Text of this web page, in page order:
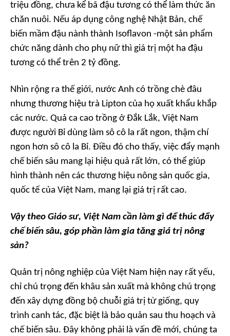
triệu đồng, chưa kể bã đậu tương có thể làm thức ăn
chăn nuôi. Nếu áp dụng công nghệ Nhật Bản, chế
biến mầm đậu nành thành Isoflavon -một sản phẩm
chức năng dành cho phụ nữ thì giá trị một ha đậu
tương có thể trên 2 tỷ đồng.
Nhìn rộng ra thế giới, nước Anh có trồng chè đâu
nhưng thương hiệu trà Lipton của họ xuất khẩu khắp
các nước. Quả ca cao trồng ở Đắk Lắk, Việt Nam
được người Bỉ dùng làm sô cô la rất ngon, thậm chí
ngon hơn sô cô la Bỉ. Điều đó cho thấy, việc đẩy mạnh
chế biến sâu mang lại hiệu quả rất lớn, có thể giúp
hình thành nên các thương hiệu nông sản quốc gia,
quốc tế của Việt Nam, mang lại giá trị rất cao.
Vậy theo Giáo sư, Việt Nam cần làm gì để thúc đẩy
chế biến sâu, góp phần làm gia tăng giá trị nông
sản?
Quản trị nông nghiệp của Việt Nam hiện nay rất yếu,
chỉ chú trọng đến khâu sản xuất mà không chú trọng
đến xây dựng đồng bộ chuỗi giá trị từ giống, quy
trình canh tác, đặc biệt là bảo quản sau thu hoạch và
chế biến sâu. Đây không phải là vấn đề mới, chúng ta